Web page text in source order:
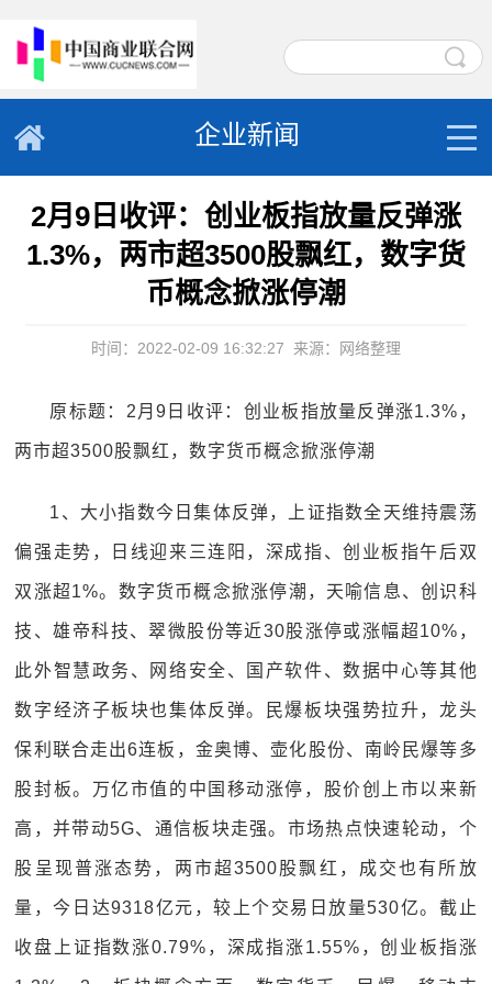
企业新闻
2月9日收评：创业板指放量反弹涨
1.3%，两市超3500股飘红，数字货
币概念掀涨停潮
时间：2022-02-09 16:32:27 来源：网络整理
原标题：2月9日收评：创业板指放量反弹涨1.3%，
两市超3500股飘红，数字货币概念掀涨停潮
1、大小指数今日集体反弹，上证指数全天维持震荡
偏强走势，日线迎来三连阳，深成指、创业板指午后双
双涨超1%。数字货币概念掀涨停潮，天喻信息、创识科
技、雄帝科技、翠微股份等近30股涨停或涨幅超10%，
此外智慧政务、网络安全、国产软件、数据中心等其他
数字经济子板块也集体反弹。民爆板块强势拉升，龙头
保利联合走出6连板，金奥博、壶化股份、南岭民爆等多
股封板。万亿市值的中国移动涨停，股价创上市以来新
高，并带动5G、通信板块走强。市场热点快速轮动，个
股呈现普涨态势，两市超3500股飘红，成交也有所放
量，今日达9318亿元，较上个交易日放量530亿。截止
收盘上证指数涨0.79%，深成指涨1.55%，创业板指涨